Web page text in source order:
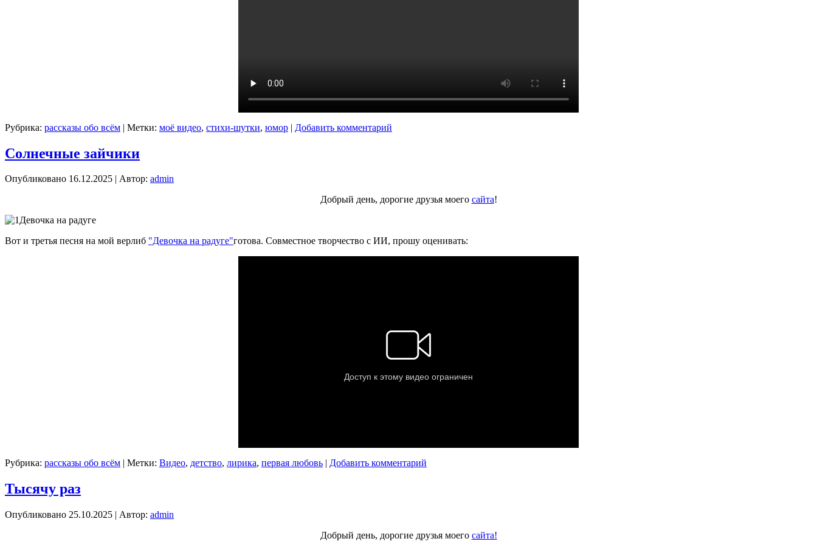
Рубрика: рассказы обо всём | Метки: моё видео, стихи-шутки, юмор | Добавить комментарий
Солнечные зайчики
Опубликовано 16.12.2025 | Автор: admin
Добрый день, дорогие друзья моего сайта!
Вот и третья песня на мой верлиб "Девочка на радуге"готова. Совместное творчество с ИИ, прошу оценивать:
Рубрика: рассказы обо всём | Метки: Видео, детство, лирика, первая любовь | Добавить комментарий
Тысячу раз
Опубликовано 25.10.2025 | Автор: admin
Добрый день, дорогие друзья моего сайта!